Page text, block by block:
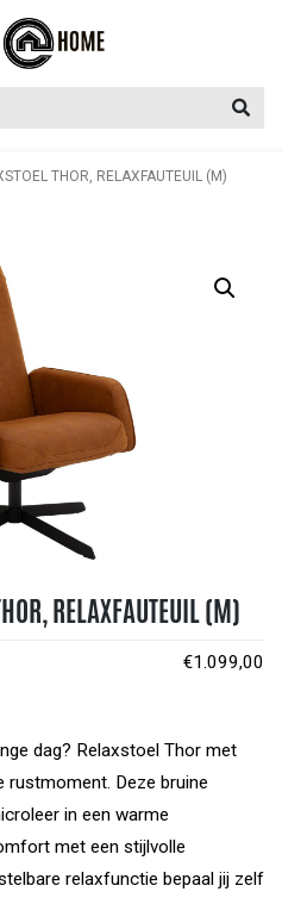
THOR, RELAXFAUTEUIL (M)
RELAXFAUTEUIL (M)
€1.099,00
dag? Relaxstoel Thor met
rustmoment. Deze bruine
in een warme
met een stijlvolle
relaxfunctie bepaal jij zelf